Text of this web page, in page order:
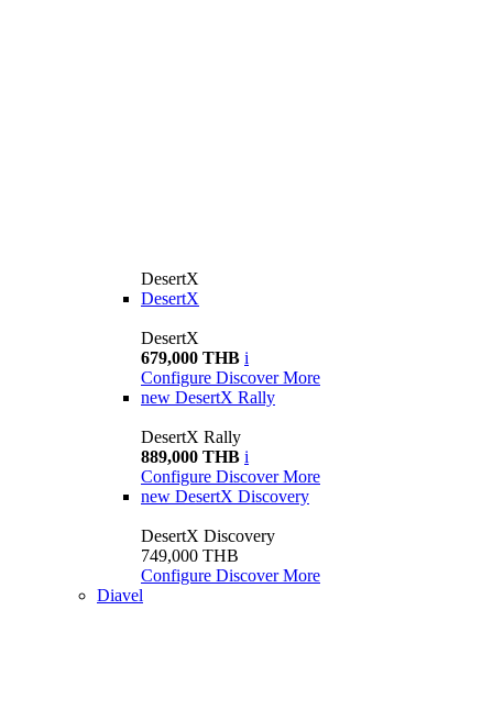
DesertX
DesertX
DesertX
679,000 THB i
Configure Discover More
new DesertX Rally
DesertX Rally
889,000 THB i
Configure Discover More
new DesertX Discovery
DesertX Discovery
749,000 THB
Configure Discover More
Diavel